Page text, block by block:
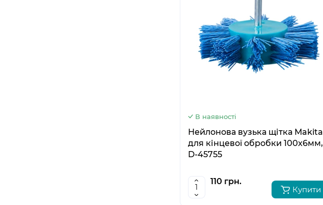
В наявності
Нейлонова вузька щітка Makita
для кінцевої обробки 100х6мм,
D-45755
110 грн.
Купити